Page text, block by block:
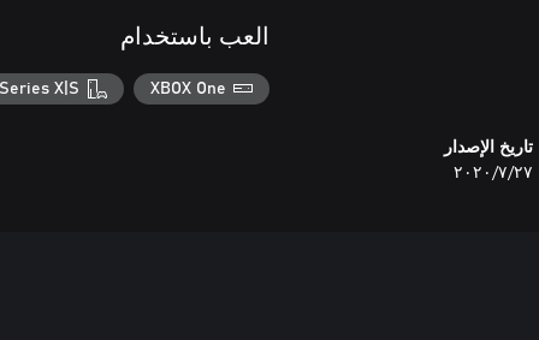
تاريخ الإصدار
٢٧‏/٧‏/٢٠٢٠
العب باستخدام
XBOX One
X|S